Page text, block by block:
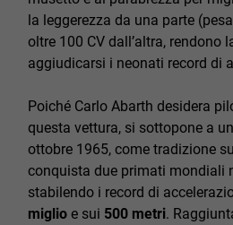
la leggerezza da una parte
oltre 100 CV dall’altra, rendono
aggiudicarsi i neonati record di
Poiché Carlo Abarth desidera
questa vettura, si sottopone a
ottobre 1965, come tradizione
conquista due primati mondiali
stabilendo i record di
miglio e sui 500 metri.